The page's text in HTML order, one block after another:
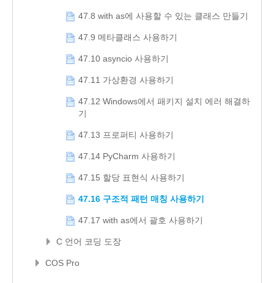
47.8 with as에 사용할 수 있는 클래스 만들기
47.9 메타클래스 사용하기
47.10 asyncio 사용하기
47.11 가상환경 사용하기
47.12 Windows에서 패키지 설치 에러 해결하
기
47.13 프로퍼티 사용하기
47.14 PyCharm 사용하기
47.15 할당 표현식 사용하기
47.16 구조적 패턴 매칭 사용하기
47.17 with as에서 괄호 사용하기
C 언어 코딩 도장
COS Pro